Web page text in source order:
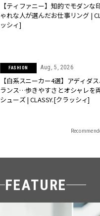
【ティファニー】知的でモダンな
ゃれな人が選んだお仕事リング |
ッシィ]
FASHION Aug, 5, 2026
【白系スニーカー4選】アディダ
ランス…歩きやすさとオシャレを
シューズ | CLASSY.[クラッシィ]
FEATURE